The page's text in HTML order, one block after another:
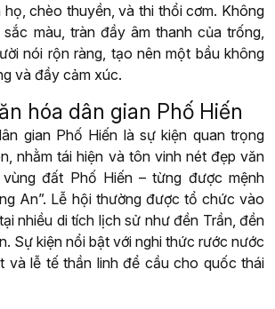
họ, chèo thuyền, và thi thổi cơm. Không
màu, tràn đầy âm thanh của trống,
nói rộn ràng, tạo nên một bầu không
và đầy cảm xúc.
hóa dân gian Phố Hiến
gian Phố Hiến là sự kiện quan trọng
nhằm tái hiện và tôn vinh nét đẹp văn
đất Phố Hiến – từng được mệnh
An”. Lễ hội thường được tổ chức vào
nhiều di tích lịch sử như đền Trần, đền
Sự kiện nổi bật với nghi thức rước nước
và lễ tế thần linh để cầu cho quốc thái